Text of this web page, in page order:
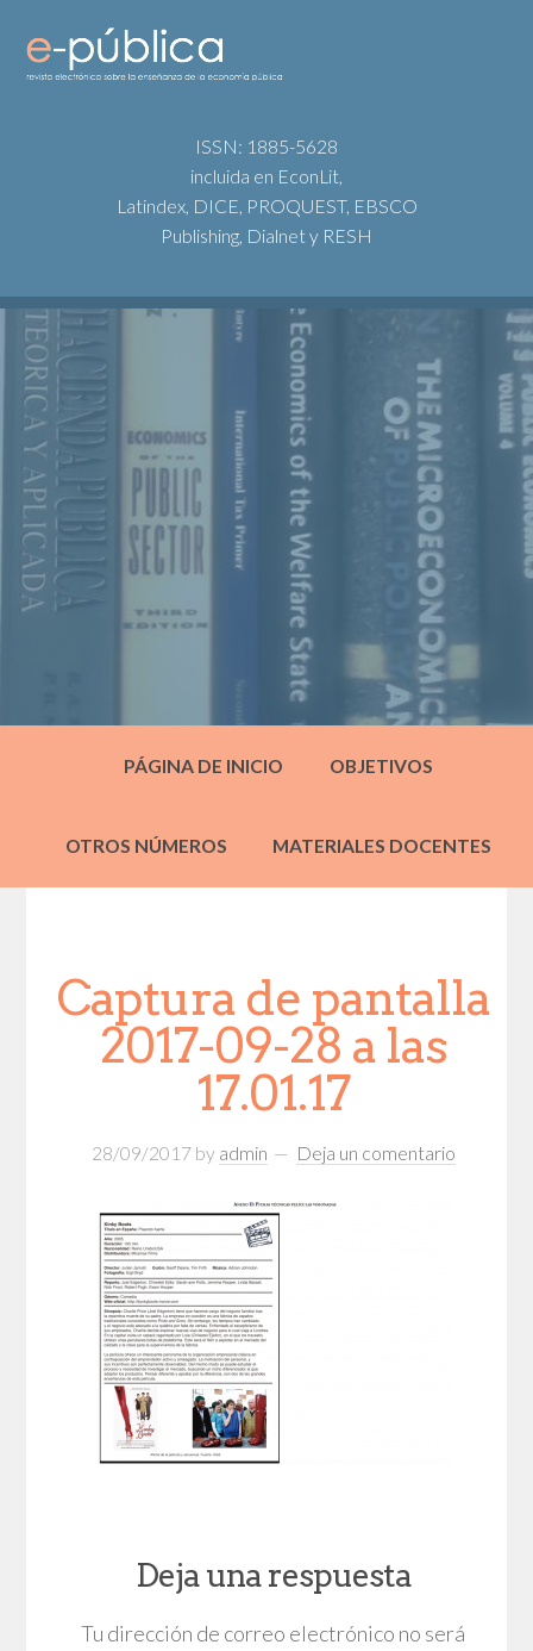
ISSN: 1885-5628
incluida en EconLit,
Latindex, DICE, PROQUEST, EBSCO
Publishing, Dialnet y RESH
PÁGINA DE INICIO OBJETIVOS
OTROS NÚMEROS MATERIALES DOCENTES
Captura de pantalla
2017-09-28 a las
17.01.17
28/09/2017by admin Deja un comentario
Deja una respuesta
Tu dirección de correo electrónico no será